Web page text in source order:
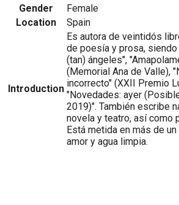
Gender
Female
Location
Spain
Introduction
Es autora de veintidós
de poesía y prosa,
(tan) ángeles",
(Memorial Ana de Valle),
incorrecto" (XXII Premio
"Novedades: ayer
2019)". También escribe
novela y teatro, así como
Está metida en más de
amor y agua limpia.